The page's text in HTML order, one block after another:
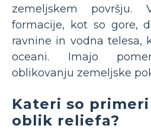
zemeljskem površju.
formacije, kot so gore,
ravnine in vodna telesa,
oceani. Imajo
oblikovanju zemeljske
Kateri so
oblik reliefa?